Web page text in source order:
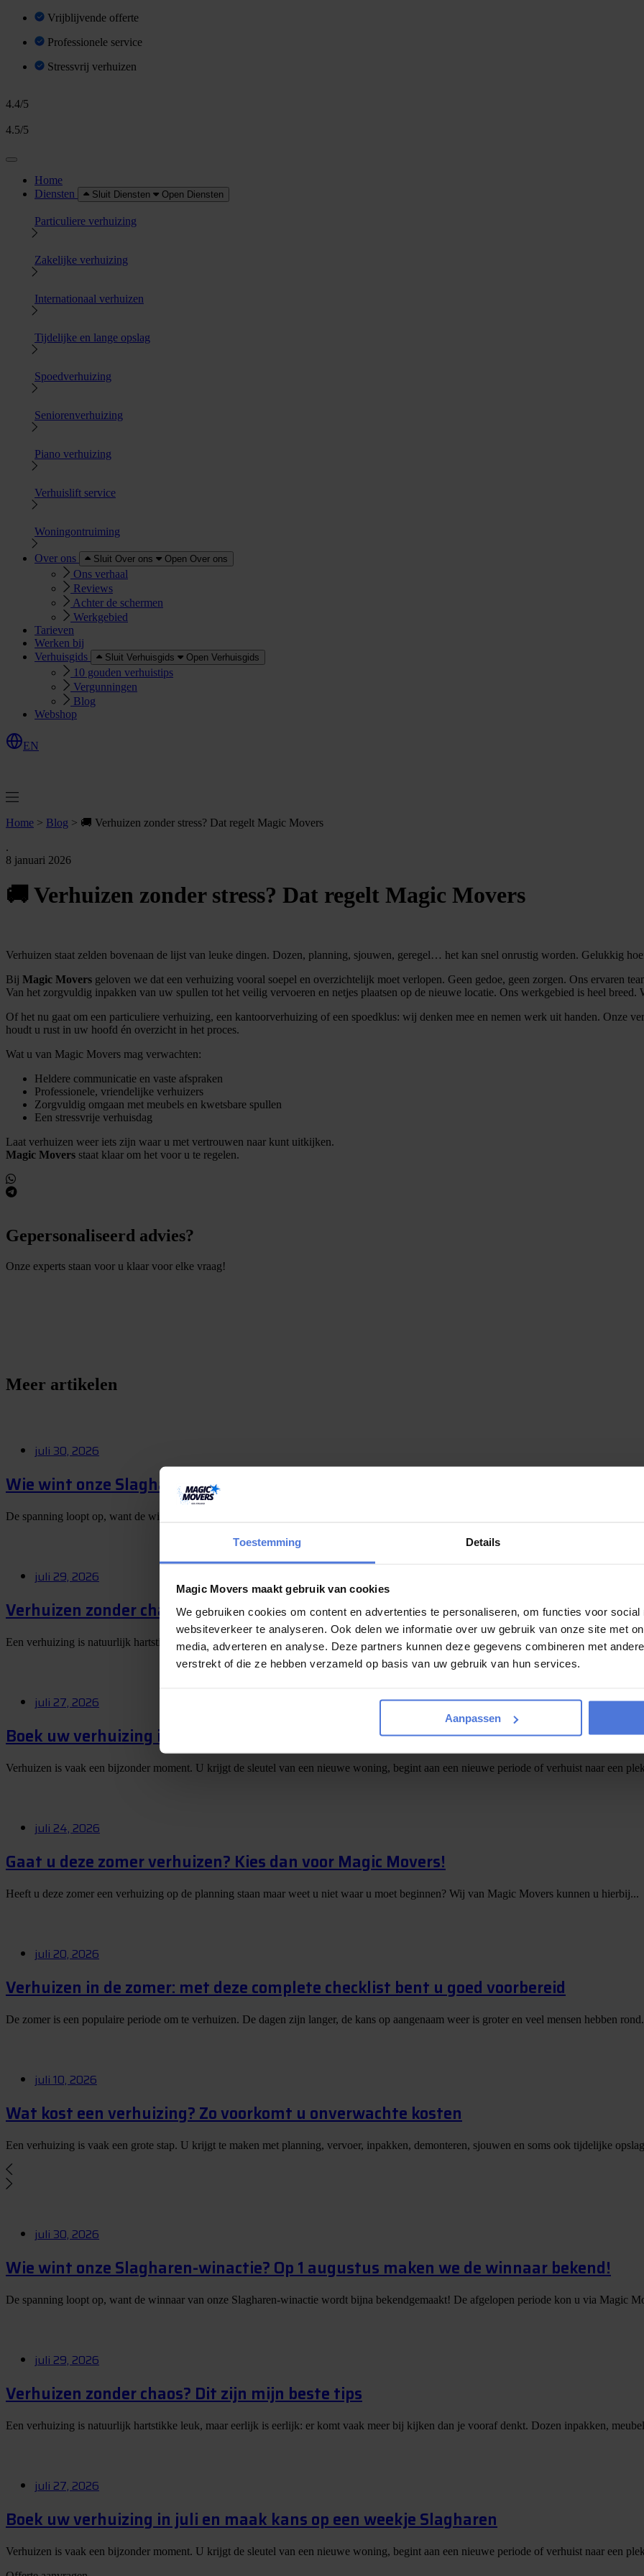
Toestemming Details
Magic Movers maakt gebruik van cookies
We gebruiken cookies om content en advertenties te personaliseren, om functies voor social
websiteverkeer te analyseren. Ook delen we informatie over uw gebruik van onze site met
media, adverteren en analyse. Deze partners kunnen deze gegevens combineren met
verstrekt of die ze hebben verzameld op basis van uw gebruik van hun services.
Aanpassen
Vrijblijvende offerte
Professionele service
Stressvrij verhuizen
4.4/5
4.5/5
Home
Diensten
Sluit Diensten Open Diensten
Particuliere verhuizing
Zakelijke verhuizing
Internationaal verhuizen
Tijdelijke en lange opslag
Spoedverhuizing
Seniorenverhuizing
Piano verhuizing
Verhuislift service
Woningontruiming
Over ons Sluit Over ons Open Over ons
Ons verhaal
Reviews
Achter de schermen
Werkgebied
Tarieven
Werken bij
Verhuisgids
Sluit Verhuisgids Open Verhuisgids
10 gouden verhuistips
Vergunningen
Blog
Webshop
EN
Home > Blog > 🚚 Verhuizen zonder stress? Dat regelt Magic Movers
.
8 januari 2026
🚚 Verhuizen zonder stress? Dat regelt Magic Movers
Verhuizen staat zelden bovenaan de lijst van leuke dingen. Dozen, planning, sjouwen, geregel… het kan snel onrustig worden. Gelukkig
Bij Magic Movers geloven we dat een verhuizing vooral soepel en overzichtelijk moet verlopen. Geen gedoe, geen zorgen. Ons ervaren
Van het zorgvuldig inpakken van uw spullen tot het veilig vervoeren en netjes plaatsen op de nieuwe locatie. Ons werkgebied is heel breed.
Of het nu gaat om een particuliere verhuizing, een kantoorverhuizing of een spoedklus: wij denken mee en nemen werk uit handen. Onze
houdt u rust in uw hoofd én overzicht in het proces.
Wat u van Magic Movers mag verwachten:
Heldere communicatie en vaste afspraken
Professionele, vriendelijke verhuizers
Zorgvuldig omgaan met meubels en kwetsbare spullen
Een stressvrije verhuisdag
Laat verhuizen weer iets zijn waar u met vertrouwen naar kunt uitkijken.
Magic Movers staat klaar om het voor u te regelen.
Gepersonaliseerd advies?
Onze experts staan voor u klaar voor elke vraag!
Meer artikelen
juli 30, 2026
Wie wint onze Slagharen-winactie? Op 1 augustus maken we de winnaar bekend!
De spanning loopt op, want de winnaar van onze Slagharen-winactie wordt bijna bekendgemaakt! De afgelopen periode kon u via Magic
juli 29, 2026
Verhuizen zonder chaos? Dit zijn mijn beste tips
Een verhuizing is natuurlijk hartstikke leuk, maar eerlijk is eerlijk: er komt vaak meer bij kijken dan je vooraf denkt. Dozen inpakken,
juli 27, 2026
Boek uw verhuizing in juli en maak kans op een weekje Slagharen
Verhuizen is vaak een bijzonder moment. U krijgt de sleutel van een nieuwe woning, begint aan een nieuwe periode of verhuist naar een
juli 24, 2026
Gaat u deze zomer verhuizen? Kies dan voor Magic Movers!
Heeft u deze zomer een verhuizing op de planning staan maar weet u niet waar u moet beginnen? Wij van Magic Movers kunnen u hierbij...
juli 20, 2026
Verhuizen in de zomer: met deze complete checklist bent u goed voorbereid
De zomer is een populaire periode om te verhuizen. De dagen zijn langer, de kans op aangenaam weer is groter en veel mensen hebben
juli 10, 2026
Wat kost een verhuizing? Zo voorkomt u onverwachte kosten
Een verhuizing is vaak een grote stap. U krijgt te maken met planning, vervoer, inpakken, demonteren, sjouwen en soms ook tijdelijke
juli 30, 2026
Wie wint onze Slagharen-winactie? Op 1 augustus maken we de winnaar bekend!
De spanning loopt op, want de winnaar van onze Slagharen-winactie wordt bijna bekendgemaakt! De afgelopen periode kon u via Magic
juli 29, 2026
Verhuizen zonder chaos? Dit zijn mijn beste tips
Een verhuizing is natuurlijk hartstikke leuk, maar eerlijk is eerlijk: er komt vaak meer bij kijken dan je vooraf denkt. Dozen inpakken,
juli 27, 2026
Boek uw verhuizing in juli en maak kans op een weekje Slagharen
Verhuizen is vaak een bijzonder moment. U krijgt de sleutel van een nieuwe woning, begint aan een nieuwe periode of verhuist naar een